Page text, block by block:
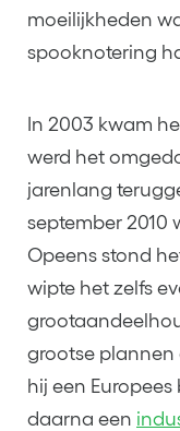
moeilijkheden
spooknotering
In 2003 kwam
werd het
jarenlang
september 2010
Opeens stond
wipte het zelfs
grootse plannen
hij een
daarna een